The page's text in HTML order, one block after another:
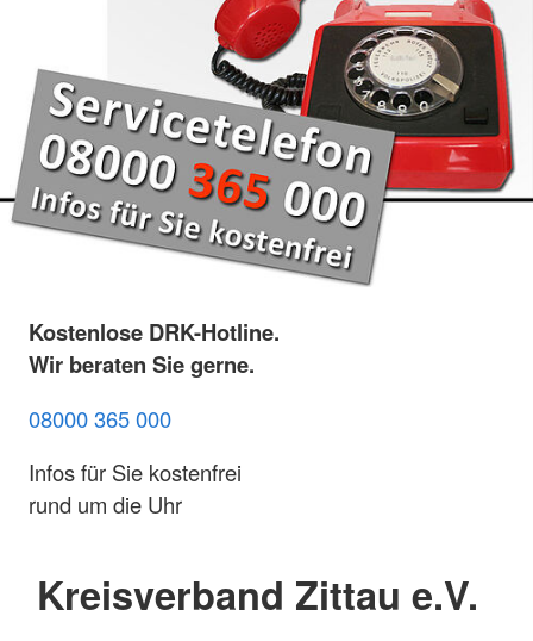
Kostenlose DRK-Hotline.
Wir beraten Sie gerne.
08000 365 000
Infos für Sie kostenfrei
rund um die Uhr
Kreisverband Zittau e.V.